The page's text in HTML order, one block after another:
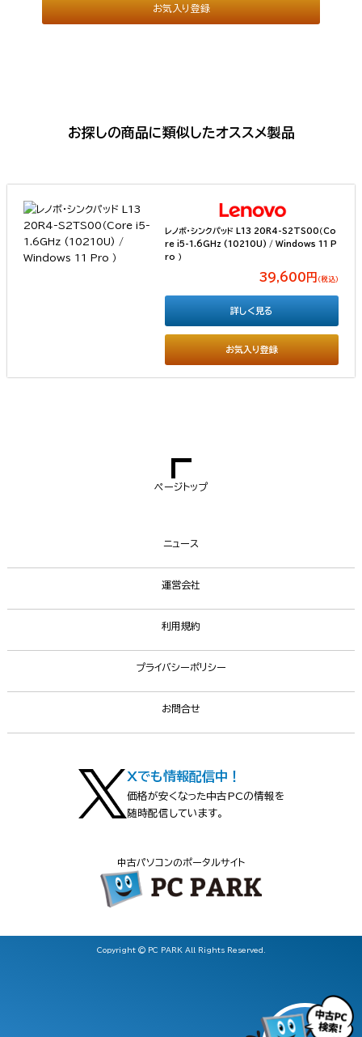
お気入り登録
お探しの商品に類似したオススメ製品
レノボ・シンクパッド L13 20R4-S2TS00（Co
re i5-1.6GHz (10210U) / Windows 11 P
ro ）
39,600円 （税込）
お気入り登録
詳しく見る
ページトップ
ニュース
運営会社
利用規約
プライバシーポリシー
お問合せ
Xでも情報配信中！
価格が安くなった中古PCの情報を
随時配信しています。
中古パソコンのポータルサイト
Copyright © PC PARK All Rights Reserved.